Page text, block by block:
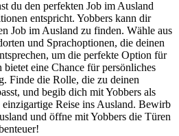
du den perfekten Job im Ausland
entspricht. Yobbers kann dir
Job im Ausland zu finden. Wähle aus
und Sprachoptionen, die deinen
um die perfekte Option für
eine Chance für persönliches
Finde die Rolle, die zu deinen
und begib dich mit Yobbers als
einzigartige Reise ins Ausland. Bewirb
und öffne mit Yobbers die Türen